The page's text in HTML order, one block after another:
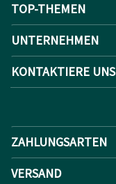
TOP-THEMEN
UNTERNEHMEN
KONTAKTIERE UNS
ZAHLUNGSARTEN
VERSAND